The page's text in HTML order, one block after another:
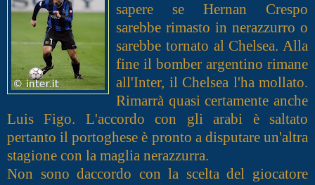
sapere se Hernan Crespo
sarebbe rimasto in nerazzurro o
sarebbe tornato al Chelsea. Alla
fine il bomber argentino rimane
all'Inter, il Chelsea l'ha mollato.
Rimarrà quasi certamente anche
Luis Figo. L'accordo con gli arabi è saltato
pertanto il portoghese è pronto a disputare un'altra
stagione con la maglia nerazzurra.
Non sono daccordo con la scelta del giocatore